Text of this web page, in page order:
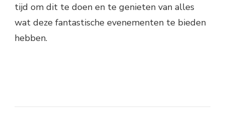
tijd om dit te doen en te genieten van alles
wat deze fantastische evenementen te bieden
hebben.